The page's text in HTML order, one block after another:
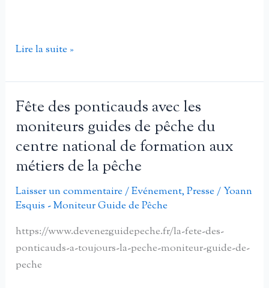
du
Luc
Moniteur
Guide
de
Pêche
dans
la
presse…
s’initier
la
pêche
à
Lire la suite »
Fête des ponticauds avec les
moniteurs guides de pêche du
centre national de formation aux
métiers de la pêche
Laisser un commentaire/Evénement,Presse/Yoann
Esquis - Moniteur Guide de Pêche
https://www.devenezguidepeche.fr/la-fete-des-
ponticauds-a-toujours-la-peche-moniteur-guide-de-
peche